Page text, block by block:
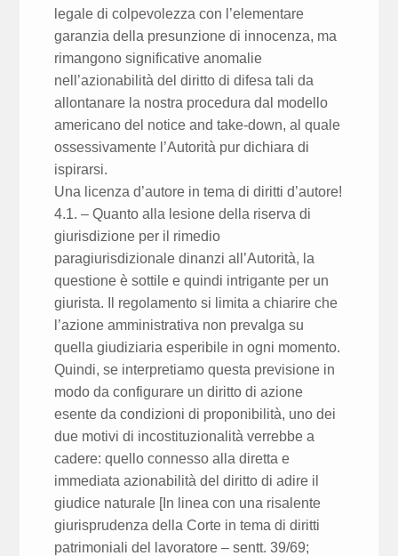
legale di colpevolezza con l’elementare
garanzia della presunzione di innocenza, ma
rimangono significative anomalie
nell’azionabilità del diritto di difesa tali da
allontanare la nostra procedura dal modello
americano del notice and take-down, al quale
ossessivamente l’Autorità pur dichiara di
ispirarsi.
Una licenza d’autore in tema di diritti d’autore!
4.1. – Quanto alla lesione della riserva di
giurisdizione per il rimedio
paragiurisdizionale dinanzi all’Autorità, la
questione è sottile e quindi intrigante per un
giurista. Il regolamento si limita a chiarire che
l’azione amministrativa non prevalga su
quella giudiziaria esperibile in ogni momento.
Quindi, se interpretiamo questa previsione in
modo da configurare un diritto di azione
esente da condizioni di proponibilità, uno dei
due motivi di incostituzionalità verrebbe a
cadere: quello connesso alla diretta e
immediata azionabilità del diritto di adire il
giudice naturale [In linea con una risalente
giurisprudenza della Corte in tema di diritti
patrimoniali del lavoratore – sentt. 39/69;